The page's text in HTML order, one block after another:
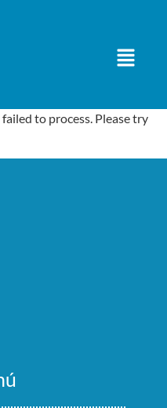
to process. Please try